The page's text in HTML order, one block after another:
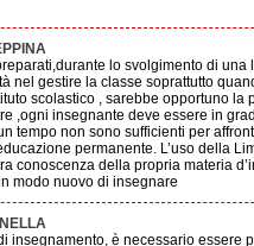
lo svolgimento di
nel gestire la classe soprattutto
scolastico , sarebbe opportuno
,ogni insegnante deve essere in
tempo non sono sufficienti per
permanente. L’uso della
conoscenza della propria materia
modo nuovo di insegnare
insegnamento, è necessario essere